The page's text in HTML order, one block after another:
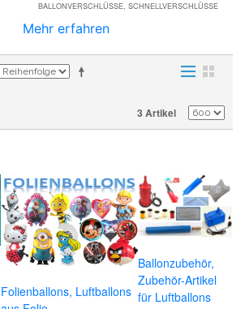
ALLONVERSCHLÜSSE, SCHNELLVERSCHLÜSSE
Mehr erfahren
3 Artikel
Folienballons, Luftballons
Ballonzubehör,
Zubehör-Artikel
für Luftballons